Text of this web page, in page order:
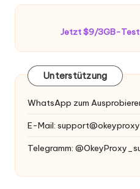
Jetzt $9/3GB-
Unterstützung
WhatsApp zum
E-Mail:
Telegramm: